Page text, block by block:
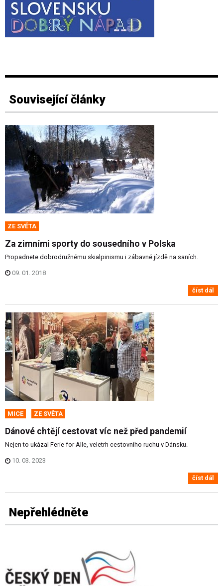
Související články
ZE SVĚTA
Za zimními sporty do sousedního v Polska
Propadnete dobrodružnému skialpinismu i zábavné jízdě na saních.
09. 01. 2018
číst dál
MICE ZE SVĚTA
Dánové chtějí cestovat víc než před pandemií
Nejen to ukázal Ferie for Alle, veletrh cestovního ruchu v Dánsku.
10. 03. 2023
číst dál
Nepřehlédněte